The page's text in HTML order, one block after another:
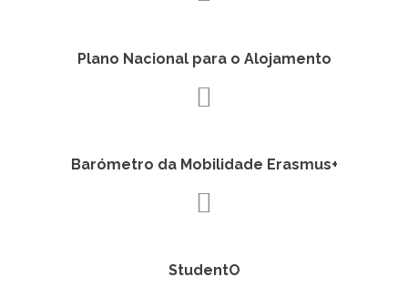
Plano Nacional para o Alojamento
Barómetro da Mobilidade Erasmus+
StudentO